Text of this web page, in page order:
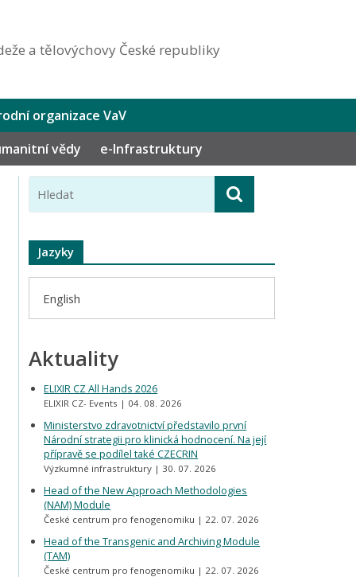
a tělovýchovy České republiky
organizace VaV
vědy
e-Infrastruktury
Jazyky
English
Aktuality
ELIXIR CZ All Hands 2026
ELIXIR CZ- Events 04. 08. 2026
Ministerstvo zdravotnictví představilo první
Národní strategii pro klinická hodnocení. Na její
přípravě se podílel také CZECRIN
Výzkumné infrastruktury 30. 07. 2026
Head of the New Approach Methodologies
(NAM) Module
České centrum pro fenogenomiku 22. 07. 2026
Head of the Transgenic and Archiving Module
(TAM)
České centrum pro fenogenomiku 22. 07. 2026